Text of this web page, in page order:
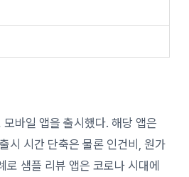
바일 앱을 출시했다. 해당 앱은
시 시간 단축은 물론 인건비, 원가
로 샘플 리뷰 앱은 코로나 시대에